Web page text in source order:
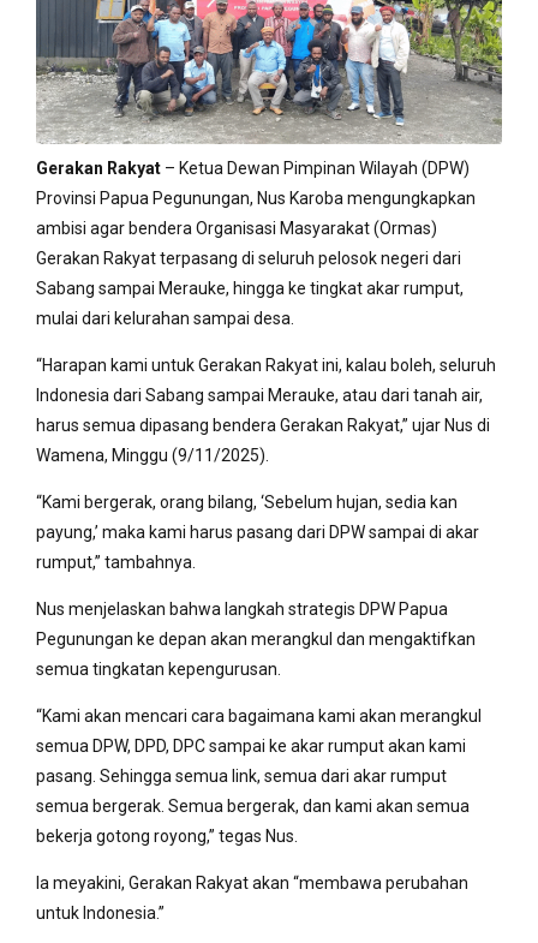
Gerakan Rakyat – Ketua Dewan Pimpinan Wilayah (DPW)
Provinsi Papua Pegunungan, Nus Karoba mengungkapkan
ambisi agar bendera Organisasi Masyarakat (Ormas)
Gerakan Rakyat terpasang di seluruh pelosok negeri dari
Sabang sampai Merauke, hingga ke tingkat akar rumput,
mulai dari kelurahan sampai desa.
“Harapan kami untuk Gerakan Rakyat ini, kalau boleh, seluruh
Indonesia dari Sabang sampai Merauke, atau dari tanah air,
harus semua dipasang bendera Gerakan Rakyat,” ujar Nus di
Wamena, Minggu (9/11/2025).
“Kami bergerak, orang bilang, ‘Sebelum hujan, sedia kan
payung,’ maka kami harus pasang dari DPW sampai di akar
rumput,” tambahnya.
Nus menjelaskan bahwa langkah strategis DPW Papua
Pegunungan ke depan akan merangkul dan mengaktifkan
semua tingkatan kepengurusan.
“Kami akan mencari cara bagaimana kami akan merangkul
semua DPW, DPD, DPC sampai ke akar rumput akan kami
pasang. Sehingga semua link, semua dari akar rumput
semua bergerak. Semua bergerak, dan kami akan semua
bekerja gotong royong,” tegas Nus.
Ia meyakini, Gerakan Rakyat akan “membawa perubahan
untuk Indonesia.”